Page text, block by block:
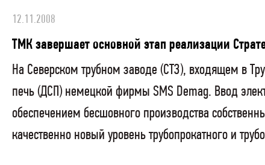
12.11.2008
ТМК завершает основной этап реализации
На Северском трубном заводе (СТЗ), входящем в
печь (ДСП) немецкой фирмы SMS Demag. Ввод
обеспечением бесшовного производства
качественно новый уровень трубопрокатного и